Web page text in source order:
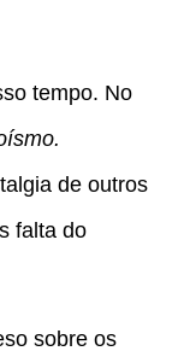
tempo. No
de outros
falta do
sobre os